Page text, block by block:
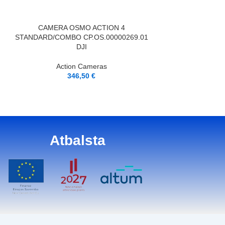
LASĪT VAIRĀKCAMERA OSMO ACTION 4
STANDARD/COMBO CP.OS.00000269.01
DJI
Action Cameras
346,50 €
Atbalsta